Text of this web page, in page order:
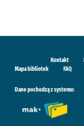
Kontakt
Mapa bibliotek
FAQ
Dane pochodzą z systemu: